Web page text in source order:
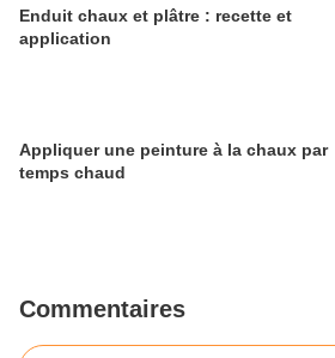
Enduit chaux et plâtre : recette et
application
Appliquer une peinture à la chaux par
temps chaud
Commentaires